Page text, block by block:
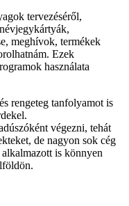
tervezéséről,
meghívok, termékek
Ezek
használata
rengeteg tanfolyamot is
végezni, tehát
de nagyon sok cég
is könnyen